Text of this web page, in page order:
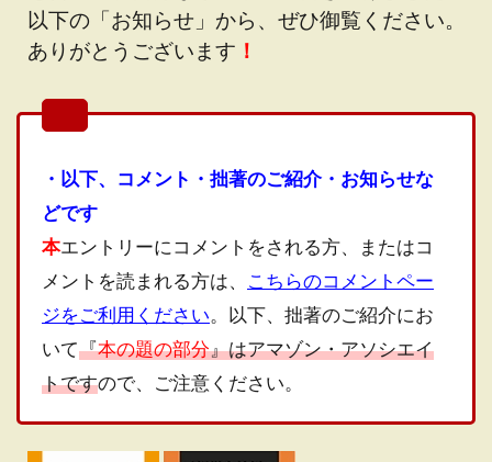
以下の「お知らせ」から、ぜひ御覧ください。
ありがとうございます ！
・以下、コメント・拙著のご紹介・お知らせな
どです
本エントリーにコメントをされる方、またはコ
メントを読まれる方は、 こちらのコメントペー
ジをご利用ください。以下、拙著のご紹介にお
いて『本の題の部分』はアマゾン・アソシエイ
トですので、ご注意ください。